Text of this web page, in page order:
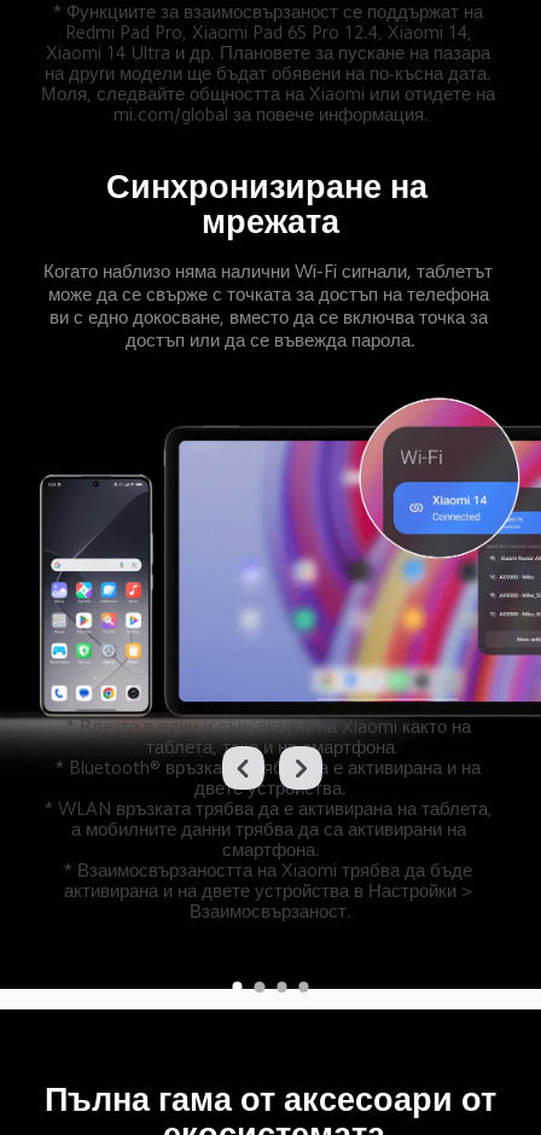
* Функциите за взаимосвързаност се поддържат на
Redmi Pad Pro, Xiaomi Pad 6S Pro 12.4, Xiaomi 14,
Xiaomi 14 Ultra и др. Плановете за пускане на пазара
на други модели ще бъдат обявени на по-късна дата.
Моля, следвайте общността на Xiaomi или отидете на
mi.com/global за повече информация.
Синхронизиране на
мрежата
Когато наблизо няма налични Wi-Fi сигнали, таблетът
може да се свърже с точката за достъп на телефона
ви с едно докосване, вместо да се включва точка за
достъп или да се въвежда парола.
* Влезте в един и същ акаунт на Xiaomi както на
таблета, така и на смартфона
* Bluetooth® връзката трябва да е активирана и на
двете устройства.
* WLAN връзката трябва да е активирана на таблета,
а мобилните данни трябва да са активирани на
смартфона.
* Взаимосвързаността на Xiaomi трябва да бъде
активирана и на двете устройства в Настройки >
Взаимосвързаност.
Пълна гама от аксесоари от